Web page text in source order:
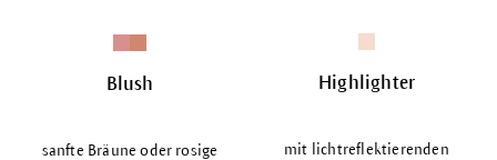
Blush
sanfte Bräune oder rosige
Highlighter
mit lichtreflektierenden